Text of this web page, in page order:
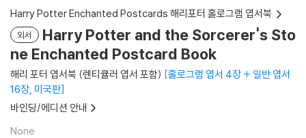
Harry Potter Enchanted Postcards 해리포터 홀로그램 엽서북
외서
Harry Potter and the Sorcerer's Sto
ne Enchanted Postcard Book
해리 포터 엽서북 (렌티큘러 엽서 포함) 홀로그램 엽서 4장 + 일반 엽서
16장, 미국판
바인딩/에디션 안내
None